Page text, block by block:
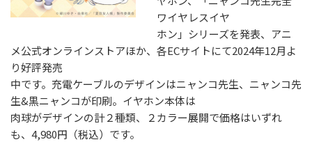
ワイヤレスイヤ
ホン」シリーズを発表、アニ
メ公式オンラインストアほか、各ECサイトにて2024年12月よ
り好評発売
中です。充電ケーブルのデザインはニャンコ先生、ニャンコ先
生&黒ニャンコが印刷。イヤホン本体は
肉球がデザインの計２種類、２カラー展開で価格はいずれ
も、4,980円（税込）です。